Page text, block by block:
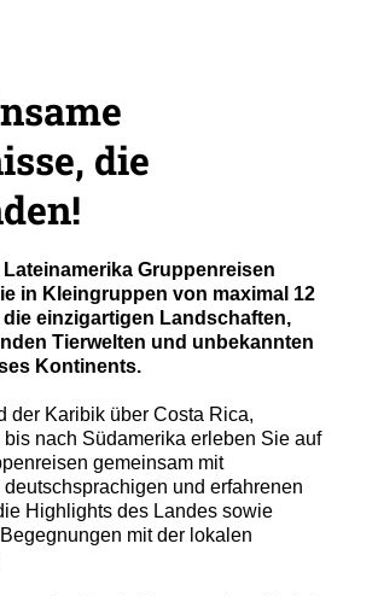
die
Gruppenreisen
in Kleingruppen von maximal 12
einzigartigen Landschaften,
Tierwelten und unbekannten
Kontinents.
der Karibik über Costa Rica,
bis nach Südamerika erleben Sie auf
gemeinsam mit
und erfahrenen
Highlights des Landes sowie
mit der lokalen